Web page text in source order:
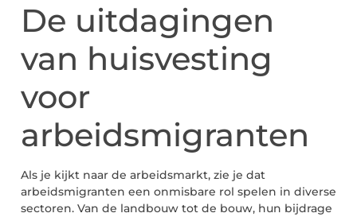
De uitdagingen
van huisvesting
voor
arbeidsmigranten
Als je kijkt naar de arbeidsmarkt, zie je dat
arbeidsmigranten een onmisbare rol spelen in diverse
sectoren. Van de landbouw tot de bouw, hun bijdrage